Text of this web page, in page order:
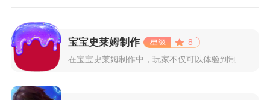
宝宝史莱姆制作
8
在宝宝史莱姆制作中，玩家不仅可以体验到制作史莱姆的乐趣，还能...